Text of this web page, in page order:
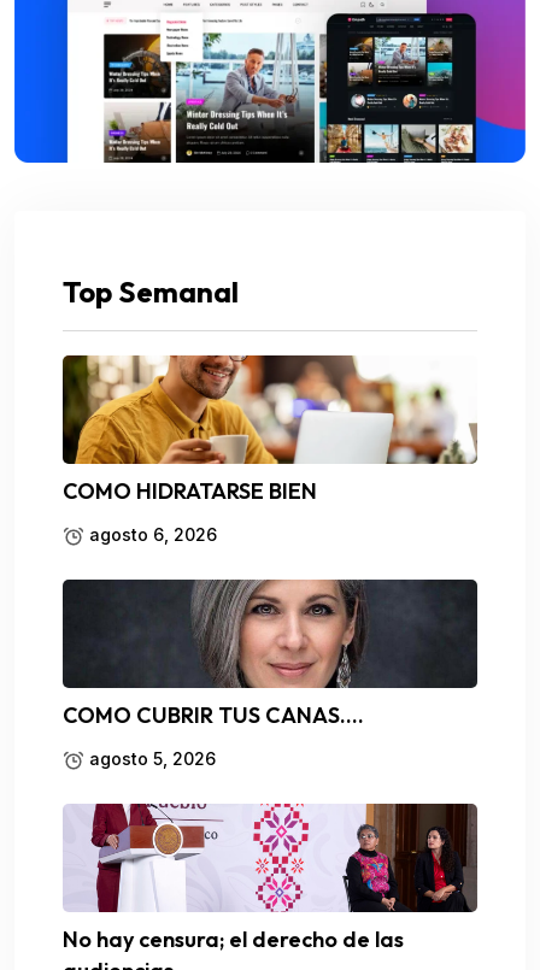
Top Semanal
COMO HIDRATARSE BIEN
agosto 6, 2026
COMO CUBRIR TUS CANAS….
agosto 5, 2026
No hay censura; el derecho de las